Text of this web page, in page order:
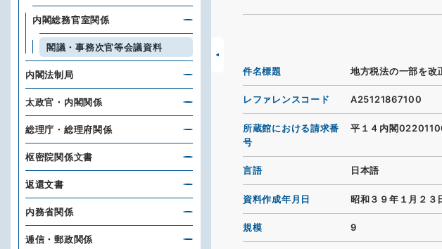
件名標題 地方税法の一部を改
レファレンスコード A25121867100
所蔵館における請求番
号
平１４内閣
言語 日本語
資料作成年月日 昭和３９年１月２３
規模 9
内閣総務官室関係
閣議・事務次官等会議資料
内閣法制局
太政官・内閣関係
総理庁・総理府関係
枢密院関係文書
返還文書
内務省関係
逓信・郵政関係